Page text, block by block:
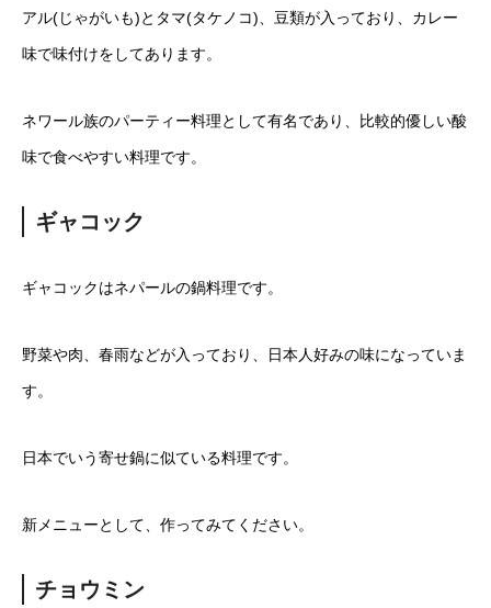
アル(じゃがいも)とタマ(タケノコ)、豆類が入っており、カレー
味で味付けをしてあります。
ネワール族のパーティー料理として有名であり、比較的優しい酸
味で食べやすい料理です。
ギャコック
ギャコックはネパールの鍋料理です。
野菜や肉、春雨などが入っており、日本人好みの味になっていま
す。
日本でいう寄せ鍋に似ている料理です。
新メニューとして、作ってみてください。
チョウミン